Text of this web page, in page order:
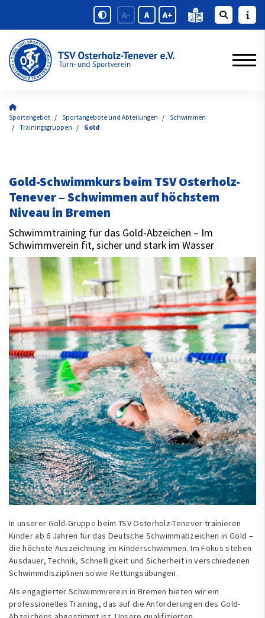
A- A A+
Sportangebot Sportangebote und Abteilungen
Schwimmen
Trainingsgruppen
Gold
Gold-Schwimmkurs beim TSV Osterholz-
Tenever – Schwimmen auf höchstem
Niveau in Bremen
Schwimmtraining für das Gold-Abzeichen – Im
Schwimmverein fit, sicher und stark im Wasser
In unserer Gold-Gruppe beim TSV Osterholz-Tenever trainieren
Kinder ab 6 Jahren für das Deutsche Schwimmabzeichen in Gold –
die höchste Auszeichnung im Kinderschwimmen. Im Fokus stehen
Ausdauer, Technik, Schnelligkeit und Sicherheit in verschiedenen
Schwimmdisziplinen sowie Rettungsübungen.
Als engagierter Schwimmverein in Bremen bieten wir ein
professionelles Training, das auf die Anforderungen des Gold-